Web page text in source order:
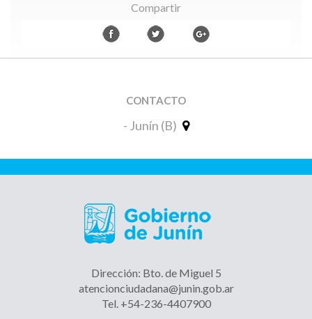
Compartir
CONTACTO
- Junín (B)
Dirección: Bto. de Miguel 5
atencionciudadana@junin.gob.ar
Tel. +54-236-4407900